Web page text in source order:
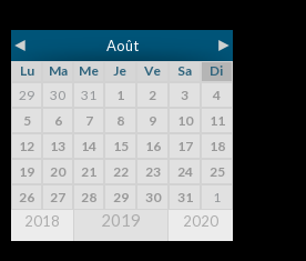
◄ Août ►
Lu Ma Me Je Ve Sa
Di
29
30 31 1 2 3
4
5
6 7 8 9 10
11
12
13 14 15 16 17
18
19
20 21 22 23 24
25
26
27 28 29 30 31 1
2018 2019 2020